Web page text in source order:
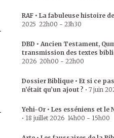
RAF • La fabuleuse histoire
2025 22h00 - 23h30
DBD • Ancien Testament,
transmission des textes
2026 20h00 - 22h00
Dossier Biblique • Et si ce
n’était qu’un ajout ? • 7 juin
Yehi-Or • Les esséniens et
• 18 juillet 2026 14h00 - 15h00